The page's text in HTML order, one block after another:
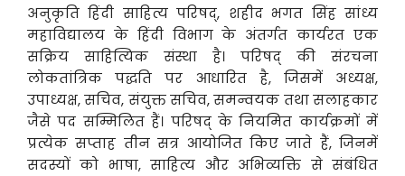
अनुकृति हिंदी साहित्य परिषद्, शहीद भगत सिंह सांध्य
महाविद्यालय के हिंदी विभाग के अंतर्गत कार्यरत एक
सक्रिय साहित्यिक संस्था है। परिषद् की संरचना
लोकतांत्रिक पद्धति पर आधारित है, जिसमें अध्यक्ष,
उपाध्यक्ष, सचिव, संयुक्त सचिव, समन्वयक तथा सलाहकार
जैसे पद सम्मिलित हैं। परिषद् के नियमित कार्यक्रमों में
प्रत्येक सप्ताह तीन सत्र आयोजित किए जाते हैं, जिनमें
सदस्यों को भाषा, साहित्य और अभिव्यक्ति से संबंधित